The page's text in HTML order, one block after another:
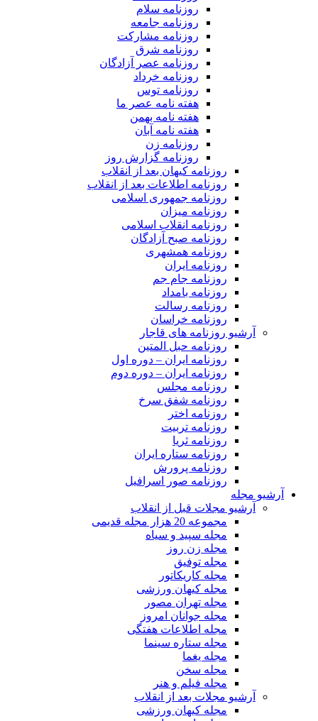
روزنامه سلام
روزنامه جامعه
روزنامه مشارکت
روزنامه شرق
روزنامه عصر آزادگان
روزنامه خرداد
روزنامه توس
هفته نامه عصر ما
هفته نامه بهمن
هفته نامه آبان
روزنامه زن
روزنامه گزارش روز
روزنامه کیهان بعد از انقلاب
روزنامه اطلاعات بعد از انقلاب
روزنامه جمهوری اسلامی
روزنامه میزان
روزنامه انقلاب اسلامی
روزنامه صبح آزادگان
روزنامه همشهری
روزنامه ایران
روزنامه جام جم
روزنامه بامداد
روزنامه رسالت
روزنامه خراسان
آرشیو روزنامه های قاجار
روزنامه حبل المتین
روزنامه ایران – دوره اول
روزنامه ایران – دوره دوم
روزنامه مجلس
روزنامه شفق سرخ
روزنامه اختر
روزنامه تربیت
روزنامه ثریا
روزنامه ستاره ایران
روزنامه پرورش
روزنامه صور اسرافیل
آرشیو مجله
آرشیو مجلات قبل از انقلاب
مجموعه 20 هزار مجله قدیمی
مجله سپید و سیاه
مجله زن روز
مجله توفیق
مجله کاریکاتور
مجله کیهان ورزشی
مجله تهران مصور
مجله جوانان امروز
مجله اطلاعات هفتگی
مجله ستاره سینما
مجله یغما
مجله سخن
مجله فیلم و هنر
آرشیو مجلات بعد از انقلاب
مجله کیهان ورزشی